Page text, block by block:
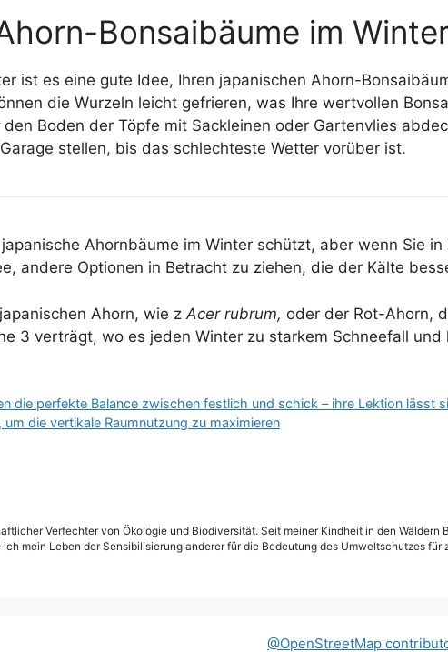
Bonsaibäume im
ist es eine gute Idee, Ihren japanischen Ahorn-
die Wurzeln leicht gefrieren, was Ihre wertvollen
Boden der Töpfe mit Sackleinen oder Gartenvlies
stellen, bis das schlechteste Wetter vorüber ist.
Ahornbäume im Winter schützt, aber wenn Sie
andere Optionen in Betracht zu ziehen, die der Kälte
Ahorn, wie z Acer rubrum, oder der Rot-Ahorn,
3 verträgt, wo es jeden Winter zu starkem Schneefall und
die perfekte Balance zwischen festlich und schick – ihre Lektion lässt
die vertikale Raumnutzung zu maximieren
Verfechter von Ökologie und Biodiversität. Seit meiner Kindheit in den Wäldern
mein Leben der Sensibilisierung anderer für die Bedeutung des Umweltschutzes für
@OpenStreetMap